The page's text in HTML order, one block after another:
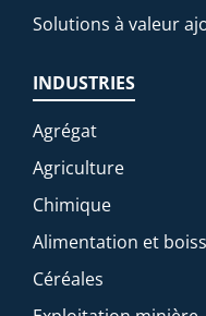
Solutions à valeur
INDUSTRIES
Agrégat
Agriculture
Chimique
Alimentation et
Céréales